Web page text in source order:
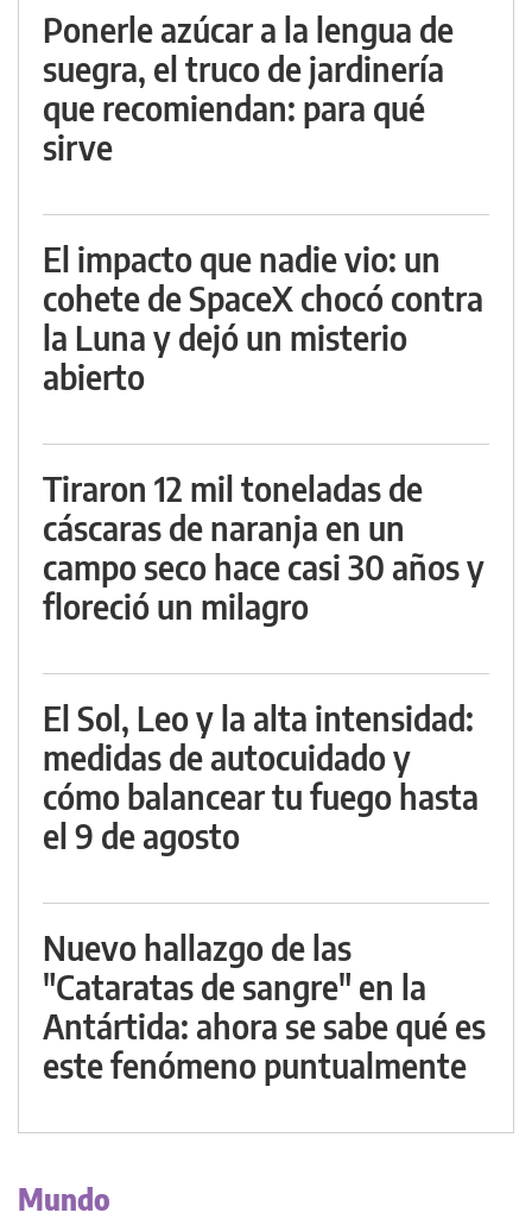
Ponerle azúcar a la lengua de
suegra, el truco de jardinería
que recomiendan: para qué
sirve
El impacto que nadie vio: un
cohete de SpaceX chocó contra
la Luna y dejó un misterio
abierto
Tiraron 12 mil toneladas de
cáscaras de naranja en un
campo seco hace casi 30 años y
floreció un milagro
El Sol, Leo y la alta intensidad:
medidas de autocuidado y
cómo balancear tu fuego hasta
el 9 de agosto
Nuevo hallazgo de las
"Cataratas de sangre" en la
Antártida: ahora se sabe qué es
este fenómeno puntualmente
Mundo